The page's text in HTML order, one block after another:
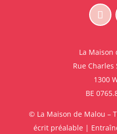
La Maison
Rue Charles
1300
BE
© La Maison de Malou –
écrit préalable |